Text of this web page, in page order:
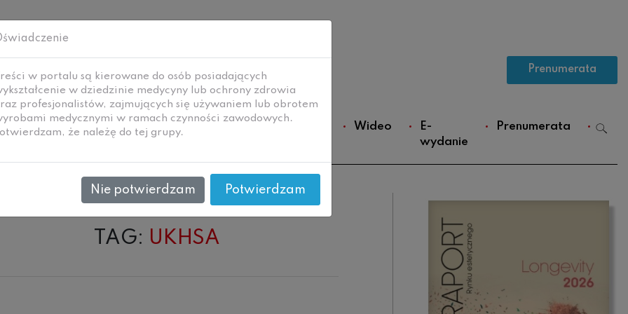
Prenumerata
Technologie i
materiały
Wideo
E-
wydanie
Prenumerata
TAG: UKHSA
Treści w portalu są kierowane do osób posiadających
w dziedzinie medycyny lub ochrony zdrowia
profesjonalistów, zajmujących się używaniem lub obrotem
medycznymi w ramach czynności zawodowych.
że należę do tej grupy.
Nie potwierdzam Potwierdzam